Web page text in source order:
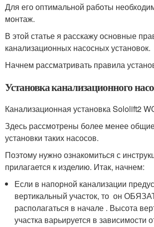
Для его оптимальной работы
монтаж.
В этой статье я расскажу основные
канализационных насосных установок.
Начнем рассматривать правила
Установка канализационного
Канализационная установка Sololift2
Здесь рассмотрены более менее
установки таких насосов.
Поэтому нужно ознакомиться с
прилагается к изделию. Итак, начнем:
Если в напорной канализации
вертикальный участок, то он
располагаться в начале . Высота
участка варьируется в зависимости